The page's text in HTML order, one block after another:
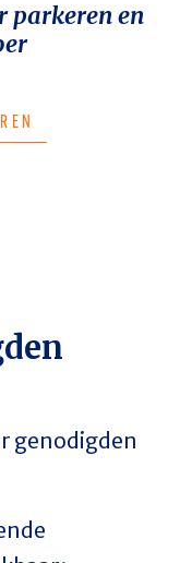
parkeren en
genodigden